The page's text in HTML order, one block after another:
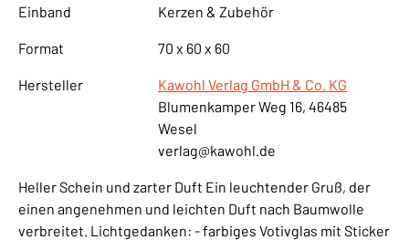
Einband Kerzen & Zubehör
Format 70 x 60 x 60
Hersteller
Kawohl Verlag GmbH & Co. KG
Blumenkamper Weg 16, 46485
Wesel
verlag@kawohl.de
Heller Schein und zarter Duft Ein leuchtender Gruß, der
einen angenehmen und leichten Duft nach Baumwolle
verbreitet. Lichtgedanken: - farbiges Votivglas mit Sticker